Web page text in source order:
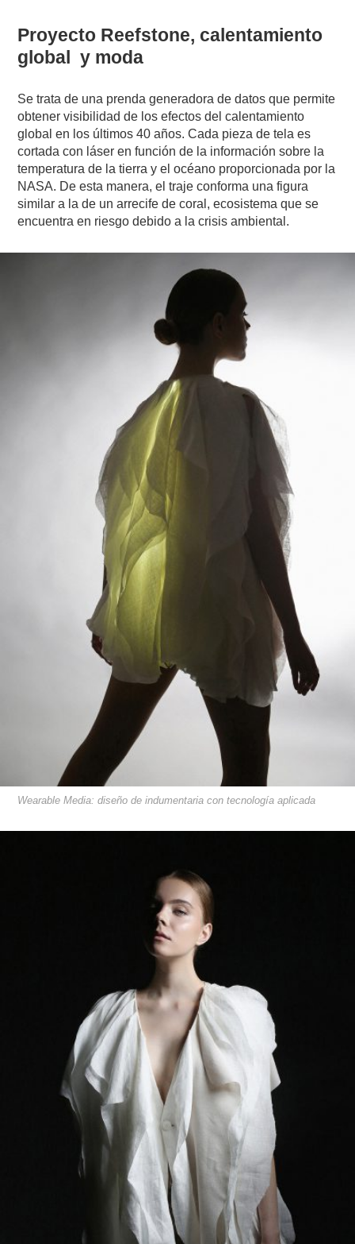
Proyecto Reefstone, calentamiento
global y moda
Se trata de una prenda generadora de datos que permite
obtener visibilidad de los efectos del calentamiento
global en los últimos 40 años. Cada pieza de tela es
cortada con láser en función de la información sobre la
temperatura de la tierra y el océano proporcionada por la
NASA. De esta manera, el traje conforma una figura
similar a la de un arrecife de coral, ecosistema que se
encuentra en riesgo debido a la crisis ambiental.
Wearable Media: diseño de indumentaria con tecnología aplicada